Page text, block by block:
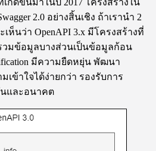
เกิดขึ้นมาในปี 2017 โครงสร้างใน
2.0 อย่างสิ้นเชิง ถ้าเรานำ 2
ห็นว่า OpenAPI 3.x มีโครงสร้างที่
วมข้อมูลบางส่วนเป็นข้อมูลก้อน
มีความยืดหยุ่น พัฒนา
เข้าใจได้ง่ายกว่า รองรับการ
และอนาคต